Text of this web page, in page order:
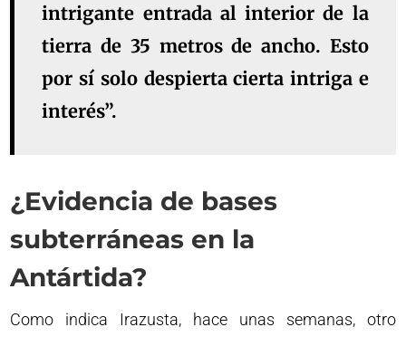
intrigante entrada al interior de la
tierra de 35 metros de ancho. Esto
por sí solo despierta cierta intriga e
interés”.
¿Evidencia de bases
subterráneas en la
Antártida?
Como indica Irazusta, hace unas semanas, otro